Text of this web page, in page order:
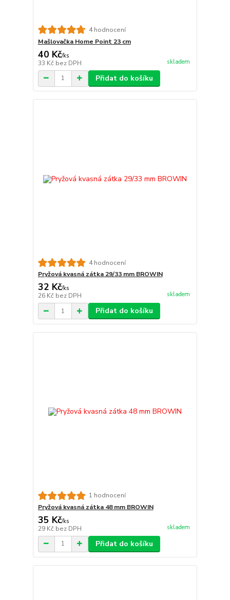
4 hodnocení
Mašlovačka Home Point 23 cm
40 Kč/ks
33 Kč bez DPH skladem
Přidat do košíku
4 hodnocení
Pryžová kvasná zátka 29/33 mm BROWIN
32 Kč/ks
26 Kč bez DPH skladem
Přidat do košíku
1 hodnocení
Pryžová kvasná zátka 48 mm BROWIN
35 Kč/ks
29 Kč bez DPH skladem
Přidat do košíku